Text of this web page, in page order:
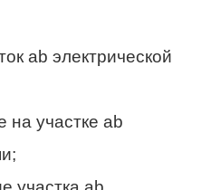
ab электрической
участке ab